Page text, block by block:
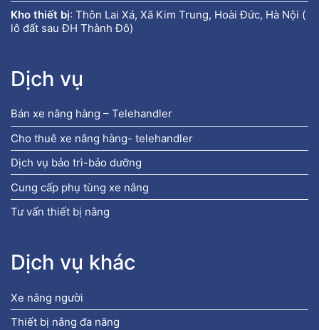
Kho thiết bị: Thôn Lai Xá, Xã Kim Trung, Hoài Đức, Hà Nội (
lô đất sau ĐH Thành Đô)
Dịch vụ
Bán xe nâng hàng – Telehandler
Cho thuê xe nâng hàng- telehandler
Dịch vụ bảo trì-bảo dưỡng
Cung cấp phụ tùng xe nâng
Tư vấn thiết bị nâng
Dịch vụ khác
Xe nâng người
Thiết bị nâng đa năng